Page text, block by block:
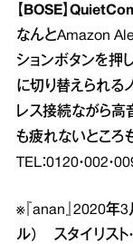
【BOSE】
なんとAmazon
ションボタンを押
に切り替えられる
レス接続ながら高
も疲れないところ
TEL：0120・002・
※『anan』2020年3
ル） スタイリス